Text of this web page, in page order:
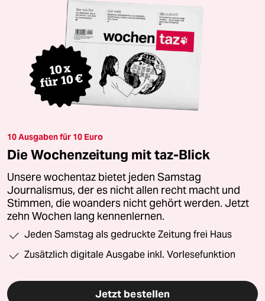
10 Ausgaben für 10 Euro
Die Wochenzeitung mit taz-Blick
Unsere wochentaz bietet jeden Samstag
Journalismus, der es nicht allen recht macht und
Stimmen, die woanders nicht gehört werden. Jetzt
zehn Wochen lang kennenlernen.
Jeden Samstag als gedruckte Zeitung frei Haus
Zusätzlich digitale Ausgabe inkl. Vorlesefunktion
Jetzt bestellen